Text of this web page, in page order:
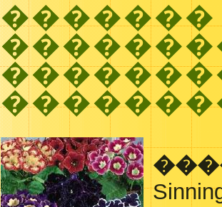
�������